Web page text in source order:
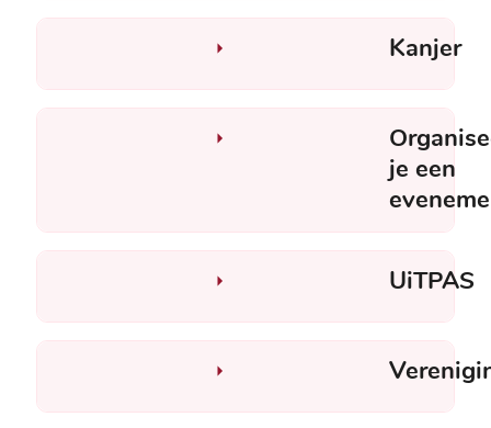
Kanjer
je een
UiTPAS